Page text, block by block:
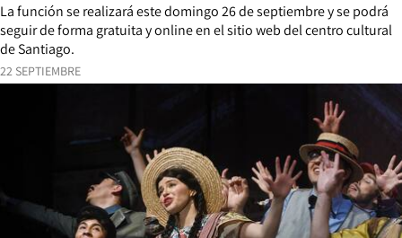
22 SEPTIEMBRE
La función se realizará este domingo 26 de septiembre y se podrá
seguir de forma gratuita y online en el sitio web del centro cultural
de Santiago.